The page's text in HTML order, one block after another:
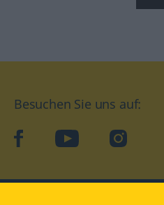
Besuchen Sie uns auf:
facebookYouTube Instagram